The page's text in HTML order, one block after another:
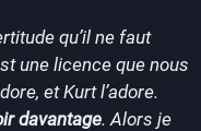
qu’il ne faut
une licence que nous
et Kurt l’adore.
davantage. Alors je